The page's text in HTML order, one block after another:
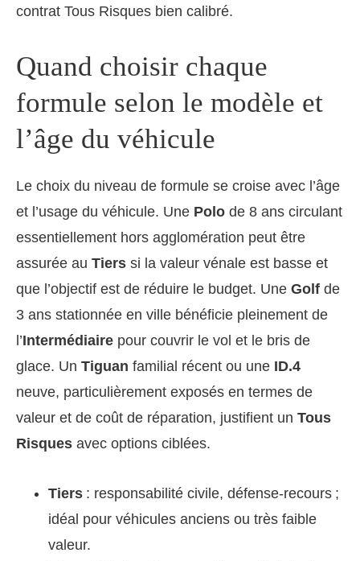
contrat Tous Risques bien calibré.
Quand choisir chaque
formule selon le modèle et
l’âge du véhicule
Le choix du niveau de formule se croise avec l’âge
et l’usage du véhicule. Une Polo de 8 ans circulant
essentiellement hors agglomération peut être
assurée au Tiers si la valeur vénale est basse et
que l’objectif est de réduire le budget. Une Golf de
3 ans stationnée en ville bénéficie pleinement de
l’Intermédiaire pour couvrir le vol et le bris de
glace. Un Tiguan familial récent ou une ID.4
neuve, particulièrement exposés en termes de
valeur et de coût de réparation, justifient un Tous
Risques avec options ciblées.
Tiers : responsabilité civile, défense-recours ;
idéal pour véhicules anciens ou très faible
valeur.